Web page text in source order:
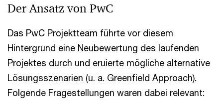
Der Ansatz von PwC
Das PwC Projektteam führte vor diesem
Hintergrund eine Neubewertung des laufenden
Projektes durch und eruierte mögliche alternative
Lösungsszenarien (u. a. Greenfield Approach).
Folgende Fragestellungen waren dabei relevant: